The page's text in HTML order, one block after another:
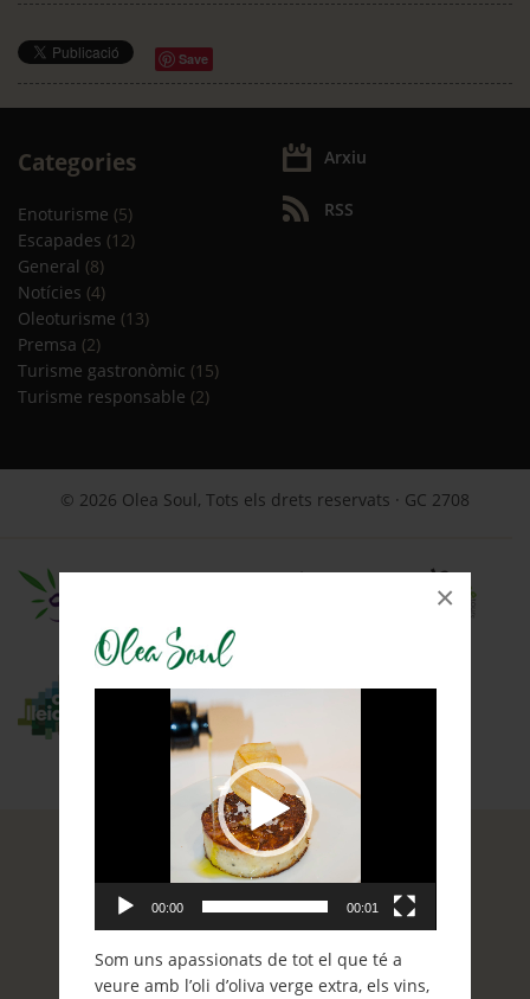
Reproductor
00:00 00:01
Som uns apassionats de tot el que té a
veure amb l’oli d’oliva verge extra, els vins,
×
Save
Categories
Enoturisme (5)
Escapades (12)
General (8)
Notícies (4)
Oleoturisme (13)
Premsa (2)
Turisme gastronòmic (15)
Turisme responsable (2)
Arxiu
RSS
© 2026 Olea Soul, Tots els drets reservats · GC 2708